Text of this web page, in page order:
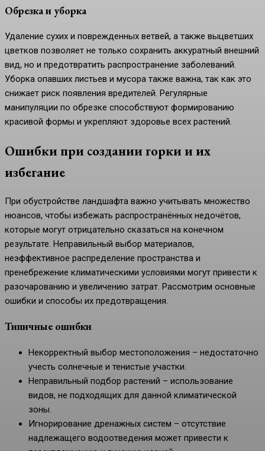
Обрезка и уборка
Удаление сухих и поврежденных ветвей, а также выцветших
цветков позволяет не только сохранить аккуратный внешний
вид, но и предотвратить распространение заболеваний.
Уборка опавших листьев и мусора также важна, так как это
снижает риск появления вредителей. Регулярные
манипуляции по обрезке способствуют формированию
красивой формы и укрепляют здоровье всех растений.
Ошибки при создании горки и их
избегание
При обустройстве ландшафта важно учитывать множество
нюансов, чтобы избежать распространённых недочётов,
которые могут отрицательно сказаться на конечном
результате. Неправильный выбор материалов,
неэффективное распределение пространства и
пренебрежение климатическими условиями могут привести к
разочарованию и увеличению затрат. Рассмотрим основные
ошибки и способы их предотвращения.
Типичные ошибки
Некорректный выбор местоположения – недостаточно
учесть солнечные и тенистые участки.
Неправильный подбор растений – использование
видов, не подходящих для данной климатической
зоны.
Игнорирование дренажных систем – отсутствие
надлежащего водоотведения может привести к